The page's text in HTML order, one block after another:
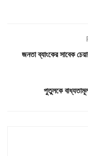
জনতা ব্যাংকের সাবেক
পুতুলকে